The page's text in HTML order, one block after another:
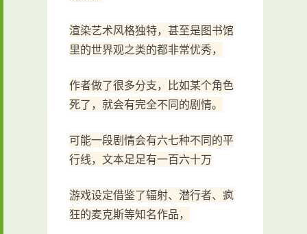
渲染艺术风格独特，甚至是图书馆
里的世界观之类的都非常优秀，
作者做了很多分支，比如某个角色
死了，就会有完全不同的剧情。
可能一段剧情会有六七种不同的平
行线，文本足足有一百六十万
游戏设定借鉴了辐射、潜行者、疯
狂的麦克斯等知名作品，